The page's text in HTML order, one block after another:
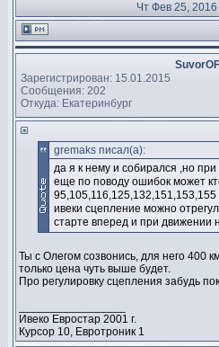
Чт Фев 25,
Зарегистрирован: 15.01.2015
Сообщения: 202
Откуда: Екатеринбург
gremaks писал(а):
да я к нему и собирался ,но при
еще по поводу ошибок может
95,105,116,125,132,151,153,155
ивеки сцепление можно
старте вперед и при движении
Ты с Олегом созвонись, для него 400
только цена чуть выше будет.
Про регулировку сцепления забудь
Ивеко Евростар 2001 г.
Курсор 10, Евротроник 1